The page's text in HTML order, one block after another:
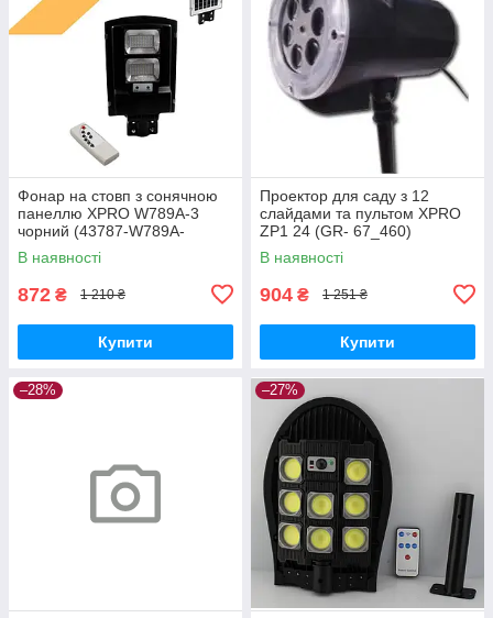
Фонар на стовп з сонячною
панеллю XPRO W789A-3
чорний (43787-W789A-
3_416)
В наявності
872 ₴ 1 210 ₴
Купити
Проектор для саду з 12
слайдами та пультом XPRO
ZP1 24 (GR- 67_460)
В наявності
904 ₴ 1 251 ₴
Купити
–28% –27%